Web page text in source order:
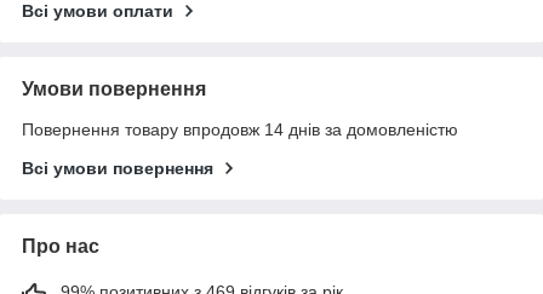
Всі умови оплати
Умови повернення
Повернення товару впродовж 14 днів за домовленістю
Всі умови повернення
Про нас